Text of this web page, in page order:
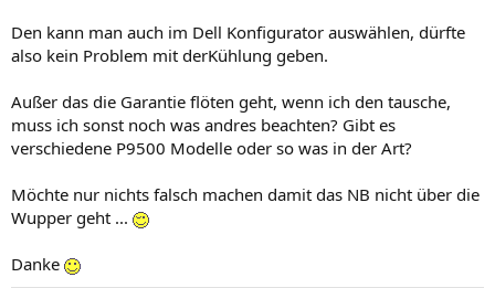
Den kann man auch im Dell Konfigurator auswählen, dürfte
also kein Problem mit derKühlung geben.
Außer das die Garantie flöten geht, wenn ich den tausche,
muss ich sonst noch was andres beachten? Gibt es
verschiedene P9500 Modelle oder so was in der Art?
Möchte nur nichts falsch machen damit das NB nicht über die
Wupper geht ...
Danke